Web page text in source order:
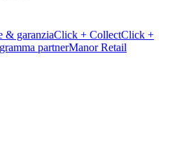
& garanziaClick + CollectClick +
partnerManor Retail